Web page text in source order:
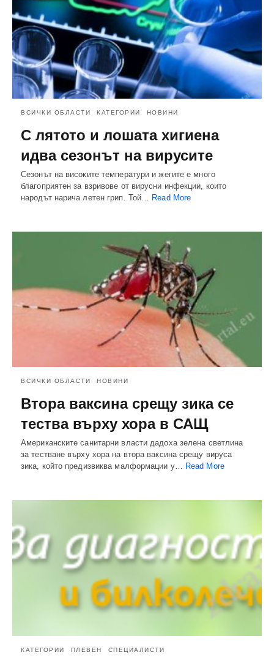
ВСИЧКИ ОБЛАСТИ КАТЕГОРИИ НОВИНИ
С лятото и лошата хигиена
идва сезонът на вирусите
Сезонът на високите температури и жегите е много
благоприятен за взривове от вирусни инфекции, които
народът нарича летен грип. Той… Read More
ВСИЧКИ ОБЛАСТИ НОВИНИ
Втора ваксина срещу зика се
тества върху хора в САЩ
Американските санитарни власти дадоха зелена светлина
за тестване върху хора на втора ваксина срещу вируса
зика, който предизвиква малформации у… Read More
КАТЕГОРИИ ПЛЕВЕН СПЕЦИАЛИСТИ